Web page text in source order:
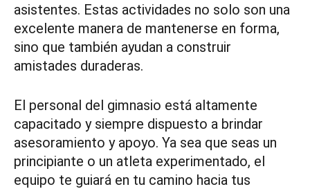
asistentes. Estas actividades no solo son una
excelente manera de mantenerse en forma,
sino que también ayudan a construir
amistades duraderas.
El personal del gimnasio está altamente
capacitado y siempre dispuesto a brindar
asesoramiento y apoyo. Ya sea que seas un
principiante o un atleta experimentado, el
equipo te guiará en tu camino hacia tus